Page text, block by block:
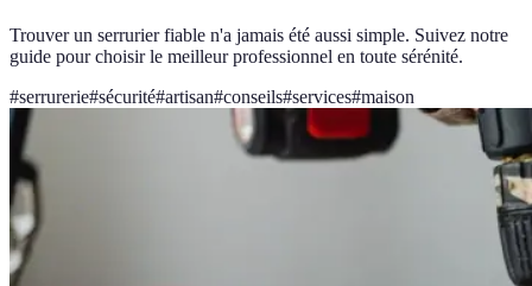
Trouver un serrurier fiable n'a jamais été aussi simple. Suivez notre
guide pour choisir le meilleur professionnel en toute sérénité.
#serrurerie#sécurité#artisan#conseils#services#maison